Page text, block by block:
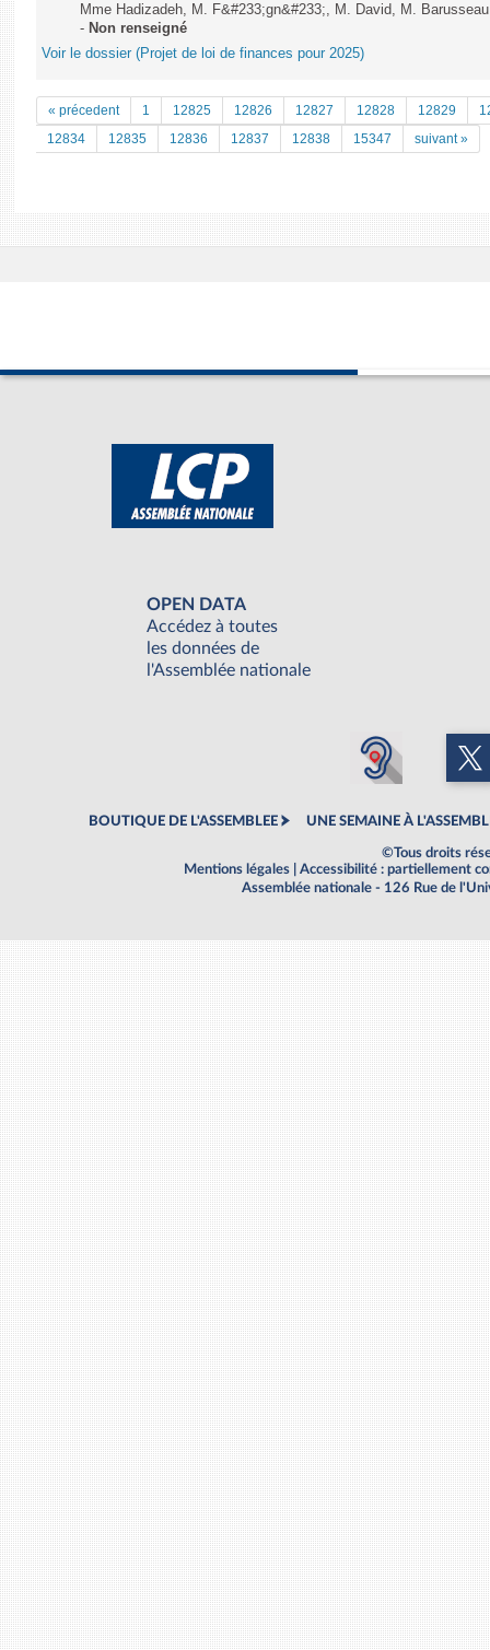
Mme Hadizadeh, M. F&#233;gn&#233;, M. David, M.
- Non renseigné
Voir le dossier (Projet de loi de finances pour 2025)
« précedent 1 12825 12826 12827 12828 12829
12834
12835 12836 12837 12838 15347 suivant »
OPEN DATA
Accédez à toutes
les données de
l'Assemblée nationale
BOUTIQUE DE L'ASSEMBLEE UNE SEMAINE À
©Tous droits
Mentions légales
Accessibilité : partiellement
Assemblée nationale - 126 Rue de